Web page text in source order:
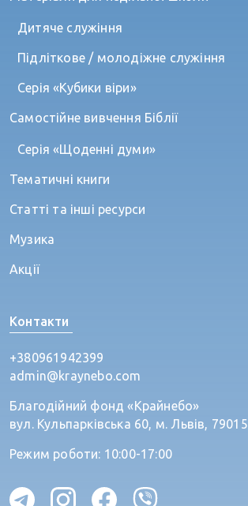
Дитяче служіння
Підліткове / молодіжне служіння
Серія «Кубики віри»
Самостійне вивчення Біблії
Серія «Щоденні думи»
Тематичні книги
Статті та інші ресурси
Музика
Акції
Контакти
+380961942399
admin@kraynebo.com
Благодійний фонд «Крайнебо»
вул. Кульпарківська 60, м. Львів, 79015
Режим роботи: 10:00-17:00